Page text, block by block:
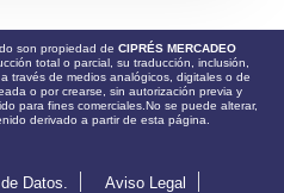
son propiedad de CIPRÉS MERCADEO
total o parcial, su traducción, inclusión,
través de medios analógicos, digitales o de
o por crearse, sin autorización previa y
para fines comerciales.No se puede alterar,
derivado a partir de esta página.
Datos.
Aviso Legal